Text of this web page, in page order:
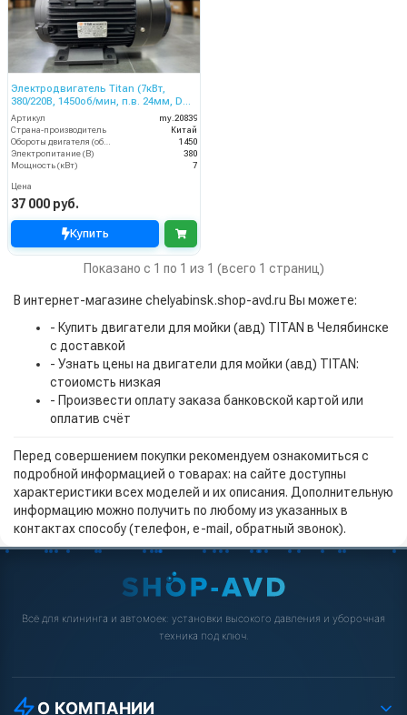
Электродвигатель Titan (7кВт,
380/220В, 1450об/мин, п.в. 24мм, Dфл
87/61мм, H112L)
Артикул
my.20839
Страна-производитель
Китай
1450
Электропитание (В)
380
Мощность (кВт)
7
Цена
37 000 руб.
Купить
Показано с 1 по 1 из 1 (всего 1 страниц)
В интернет-магазине chelyabinsk.shop-avd.ru Вы можете:
- Купить двигатели для мойки (авд) TITAN в Челябинске
с доставкой
- Узнать цены на двигатели для мойки (авд) TITAN:
стоиомсть низкая
- Произвести оплату заказа банковской картой или
оплатив счёт
Перед совершением покупки рекомендуем ознакомиться с
подробной информацией о товарах: на сайте доступны
характеристики всех моделей и их описания. Дополнительную
информацию можно получить по любому из указанных в
контактах способу (телефон, e-mail, обратный звонок).
Всё для клининга и автомоек: установки высокого давления и уборочная
техника под ключ.
О КОМПАНИИ